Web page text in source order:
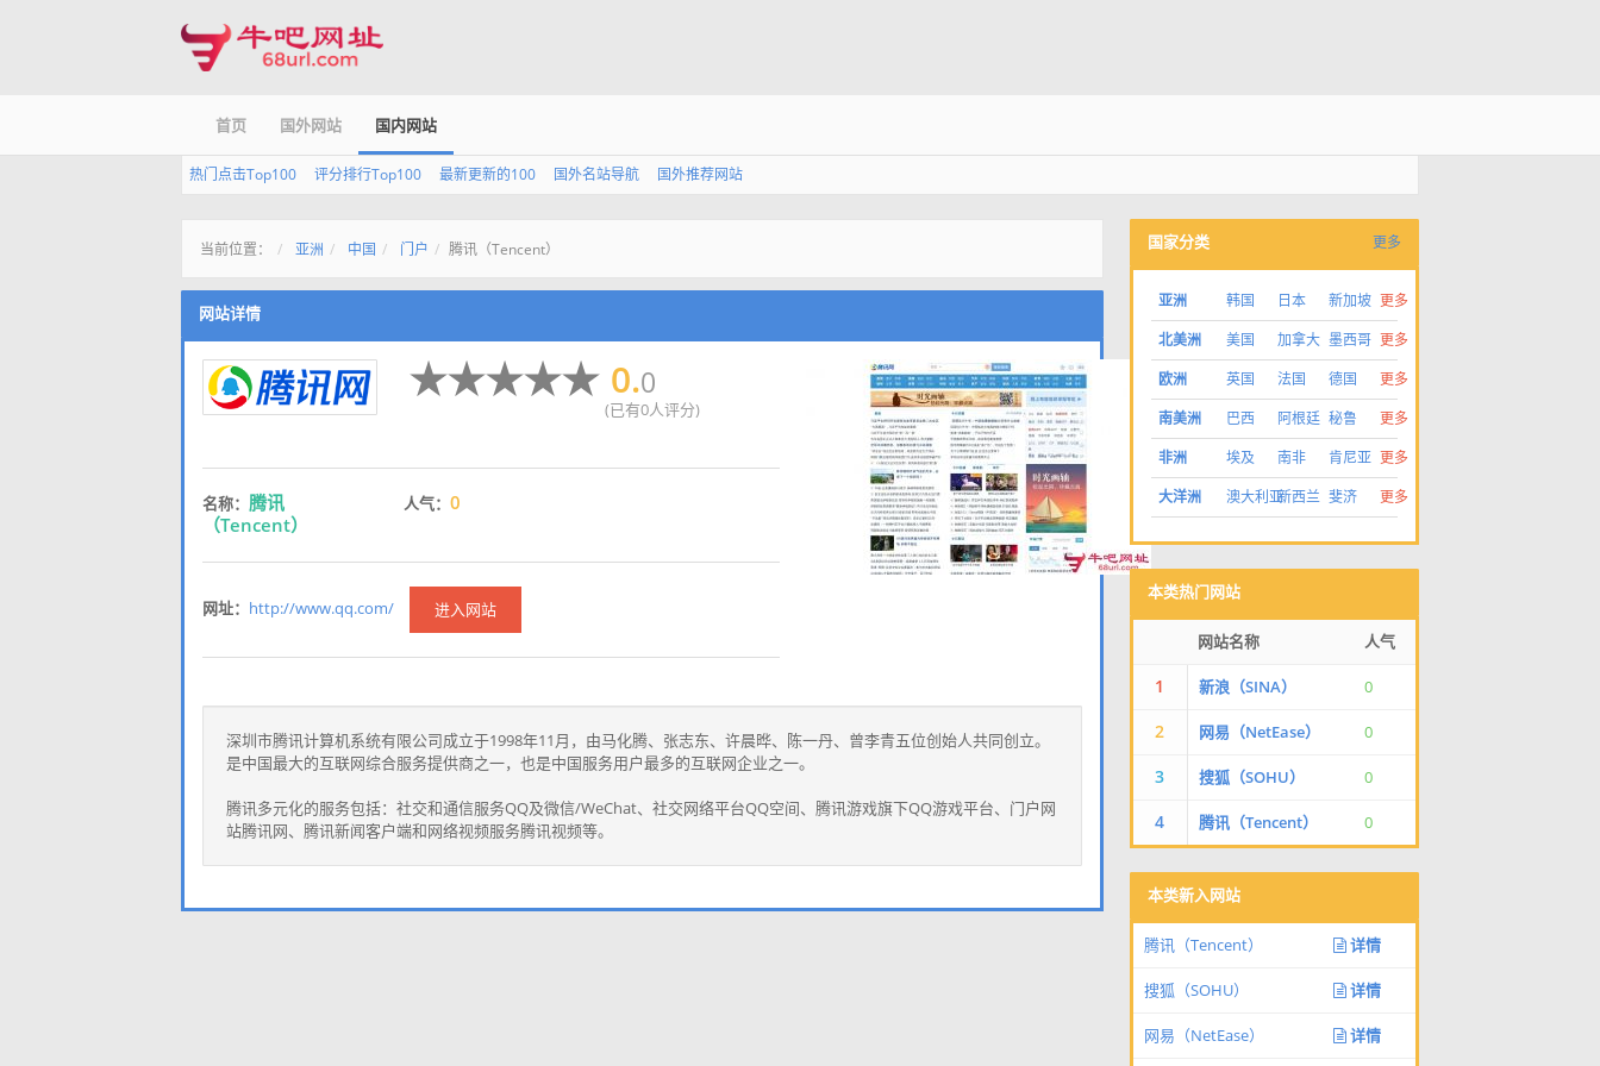
首页 国外网站 国内网站
热门点击Top100 评分排行Top100 最新更新的100 国外名站导航 国外推荐网站
当前位置： 亚洲 中国 门户 腾讯（Tencent）
网站详情
0.0
(已有0人评分)
名称： 腾讯
（Tencent）
人气： 0
网址： http://www.qq.com/ 进入网站
深圳市腾讯计算机系统有限公司成立于1998年11月，由马化腾、张志东、许晨晔、陈一丹、曾李青五位创始人共同创立。
是中国最大的互联网综合服务提供商之一，也是中国服务用户最多的互联网企业之一。
腾讯多元化的服务包括：社交和通信服务QQ及微信/WeChat、社交网络平台QQ空间、腾讯游戏旗下QQ游戏平台、门户网
站腾讯网、腾讯新闻客户端和网络视频服务腾讯视频等。
国家分类 更多
亚洲 韩国 日本 新加坡 更多
北美洲
美国 加拿大 墨西哥 更多
欧洲
英国 法国 德国
更多
南美洲
巴西 阿根廷 秘鲁
更多
非洲
埃及 南非 肯尼亚 更多
大洋洲
澳大利亚新西兰 斐济 更多
本类热门网站
网站名称 人气
1 新浪（SINA） 0
2 网易（NetEase） 0
3 搜狐（SOHU） 0
4 腾讯（Tencent） 0
本类新入网站
腾讯（Tencent） 详情
搜狐（SOHU） 详情
网易（NetEase） 详情